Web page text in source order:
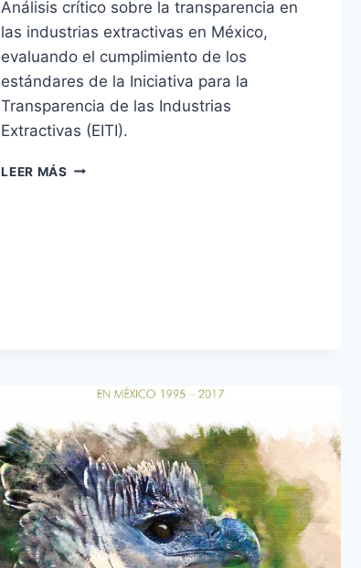
Análisis crítico sobre la transparencia en
las industrias extractivas en México,
evaluando el cumplimiento de los
estándares de la Iniciativa para la
Transparencia de las Industrias
Extractivas (EITI).
LEER MÁS INFORME